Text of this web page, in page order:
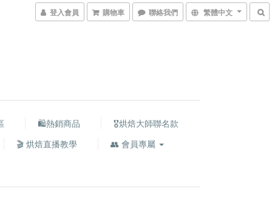
登入會員 購物車 聯絡我們 繁體中文
🛍熱銷商品
🎖️烘焙大師聯名款
🎬 烘焙直播教學
👥 會員專屬